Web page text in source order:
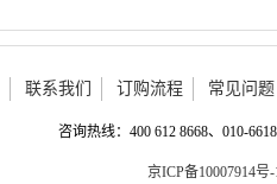
联系我们 订购流程 常见问题
咨询热线：400 612 8668、010-
京ICP备10007914号-